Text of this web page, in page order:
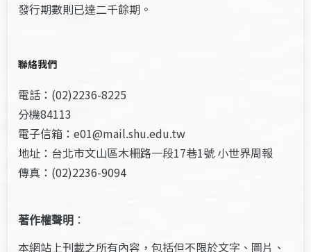
發行期數則已達二千餘期。
聯絡我們
電話：(02)2236-8225
分機84113
電子信箱：e01@mail.shu.edu.tw
地址：台北市文山區木柵路一段17巷1號 小世界周報
傳真：(02)2236-9094
著作權聲明 ：
本網站上刊載之所有內容，包括但不限於文字、圖片、